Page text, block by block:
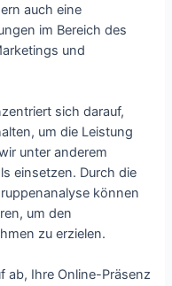
auch eine
im Bereich des
und
sich darauf,
um die Leistung
unter anderem
einsetzen. Durch die
können
um den
zu erzielen.
ab, Ihre Online-Präsenz